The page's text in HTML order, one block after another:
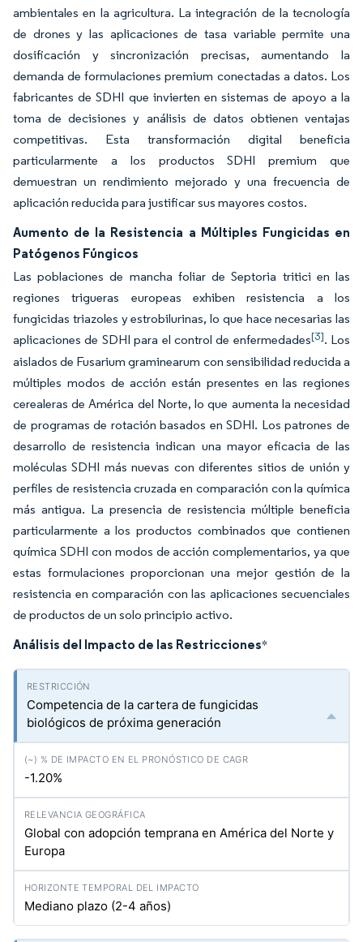
ambientales en la agricultura. La integración de la tecnología
de drones y las aplicaciones de tasa variable permite una
dosificación y sincronización precisas, aumentando la
demanda de formulaciones premium conectadas a datos. Los
fabricantes de SDHI que invierten en sistemas de apoyo a la
toma de decisiones y análisis de datos obtienen ventajas
competitivas. Esta transformación digital beneficia
particularmente a los productos SDHI premium que
demuestran un rendimiento mejorado y una frecuencia de
aplicación reducida para justificar sus mayores costos.
Aumento de la Resistencia a Múltiples Fungicidas en
Patógenos Fúngicos
Las poblaciones de mancha foliar de Septoria tritici en las
regiones trigueras europeas exhiben resistencia a los
fungicidas triazoles y estrobilurinas, lo que hace necesarias las
aplicaciones de SDHI para el control de enfermedades[3]. Los
aislados de Fusarium graminearum con sensibilidad reducida a
múltiples modos de acción están presentes en las regiones
cerealeras de América del Norte, lo que aumenta la necesidad
de programas de rotación basados en SDHI. Los patrones de
desarrollo de resistencia indican una mayor eficacia de las
moléculas SDHI más nuevas con diferentes sitios de unión y
perfiles de resistencia cruzada en comparación con la química
más antigua. La presencia de resistencia múltiple beneficia
particularmente a los productos combinados que contienen
química SDHI con modos de acción complementarios, ya que
estas formulaciones proporcionan una mejor gestión de la
resistencia en comparación con las aplicaciones secuenciales
de productos de un solo principio activo.
Análisis del Impacto de las Restricciones*
Competencia de la cartera de fungicidas
biológicos de próxima generación
-1.20%
Global con adopción temprana en América del Norte y
Europa
Mediano plazo (2-4 años)